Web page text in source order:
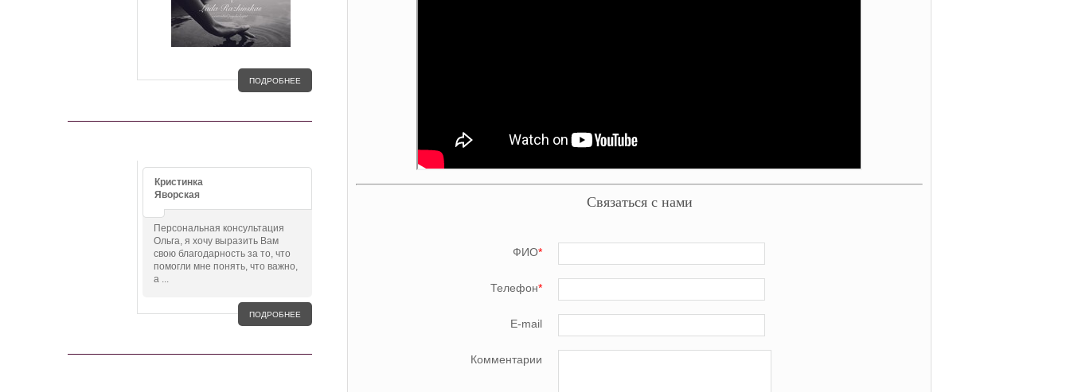
ПОДРОБНЕЕ
Кристинка
Яворская
Персональная консультация
Ольга, я хочу выразить Вам
свою благодарность за то, что
помогли мне понять, что важно,
а ...
ПОДРОБНЕЕ
Связаться с нами
ФИО*
Телефон*
E-mail
Комментарии